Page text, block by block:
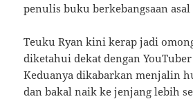
penulis buku berkebangsaan
Teuku Ryan kini kerap jadi
diketahui dekat dengan YouTuber
Keduanya dikabarkan menjalin
dan bakal naik ke jenjang lebih